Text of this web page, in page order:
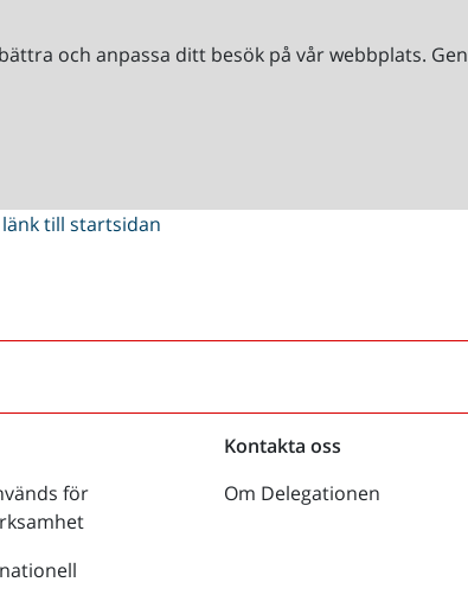
och anpassa ditt besök på vår webbplats.
för
Kontakta oss
Om Delegationen